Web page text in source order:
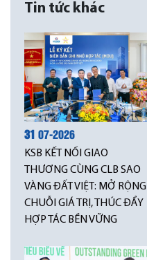
Tin tức khác
31 07-2026
KSB KẾT NỐI GIAO
THƯƠNG CÙNG CLB SAO
VÀNG ĐẤT VIỆT: MỞ RỘNG
CHUỖI GIÁ TRỊ, THÚC ĐẨY
HỢP TÁC BỀN VỮNG